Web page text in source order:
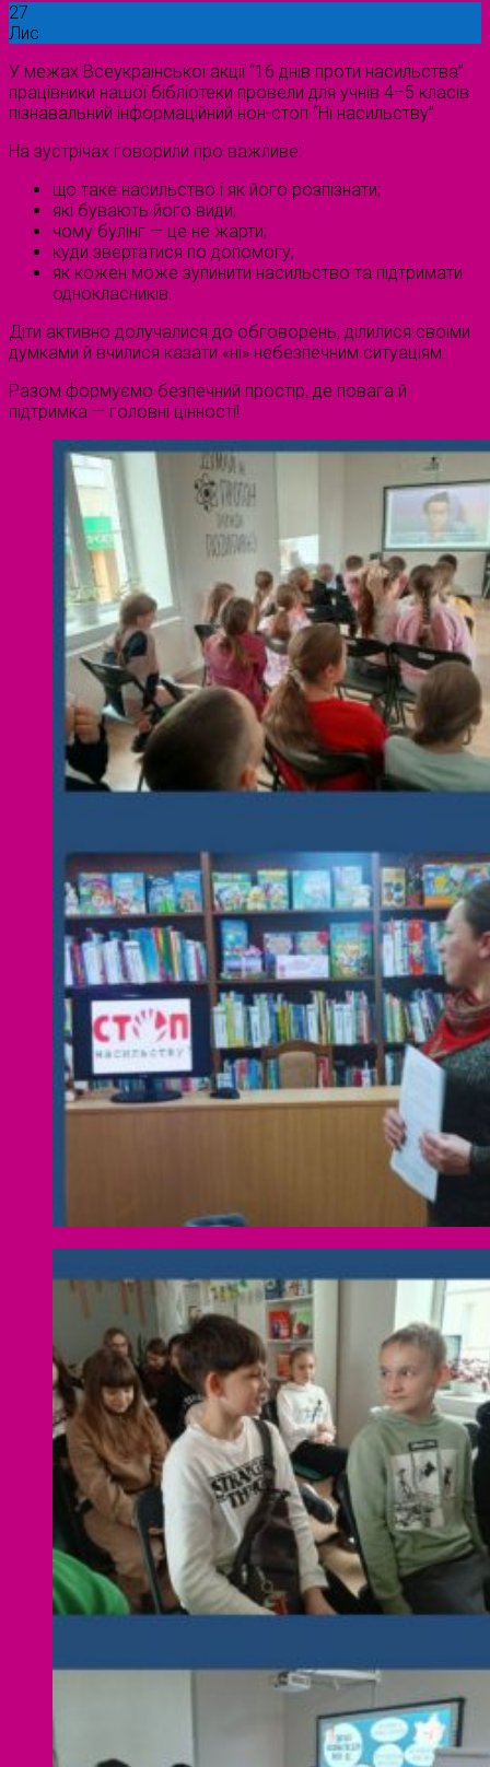
27
Лис
У межах Всеукраїнської акції “16 днів проти насильства”
працівники нашої бібліотеки провели для учнів 4–5 класів
пізнавальний інформаційний нон-стоп “Ні насильству”.
На зустрічах говорили про важливе:
що таке насильство і як його розпізнати;
які бувають його види;
чому булінг — це не жарти;
куди звертатися по допомогу;
як кожен може зупинити насильство та підтримати
однокласників.
Діти активно долучалися до обговорень, ділилися своїми
думками й вчилися казати «ні» небезпечним ситуаціям.
Разом формуємо безпечний простір, де повага й
підтримка — головні цінності!